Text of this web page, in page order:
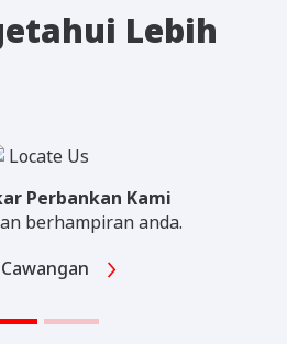
Lebih
Perbankan Kami
berhampiran anda.